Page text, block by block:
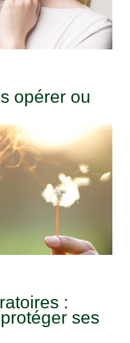
opérer ou
:
ses